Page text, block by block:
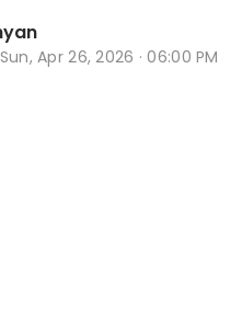
Sun, Apr 26, 2026 · 06:00 PM